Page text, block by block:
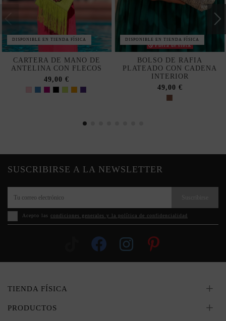
DISPONIBLE EN TIENDA FÍSICA
CARTERA DE MANO DE
ANTELINA CON FLECOS
49,00 €
DISPONIBLE EN TIENDA FÍSICA
Fuera de stock
BOLSO DE RAFIA
PLATEADO CON CADENA
INTERIOR
49,00 €
SUSCRIBIRSE A LA NEWSLETTER
Acepto las condiciones generales y la política de confidencialidad
TIENDA FÍSICA
PRODUCTOS